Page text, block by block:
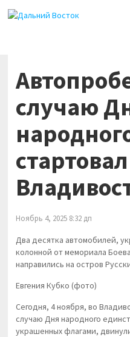
случаю
Ноябрь 4, 2025 8:32 дп
Два десятка автомобилей,
колонной от мемориала
направились на остров
Евгения Кубко (фото)
Сегодня, 4 ноября, во
случаю Дня народного
украшенных флагами,